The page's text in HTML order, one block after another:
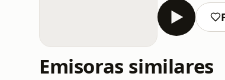
Emisoras similares